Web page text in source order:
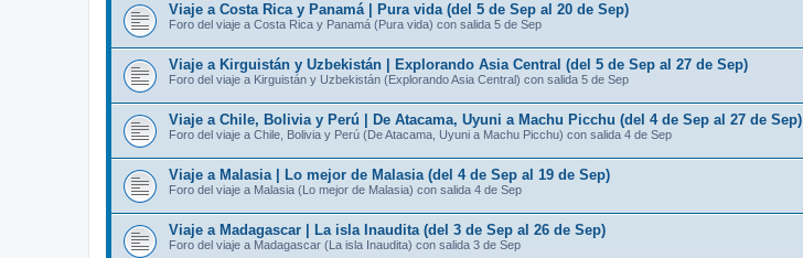
Viaje a Costa Rica y Panamá | Pura vida (del 5 de Sep al 20 de Sep)
Foro del viaje a Costa Rica y Panamá (Pura vida) con salida 5 de Sep
Viaje a Kirguistán y Uzbekistán | Explorando Asia Central (del 5 de Sep al 27 de Sep)
Foro del viaje a Kirguistán y Uzbekistán (Explorando Asia Central) con salida 5 de Sep
Viaje a Chile, Bolivia y Perú | De Atacama, Uyuni a Machu Picchu (del 4 de Sep al 27 de Sep)
Foro del viaje a Chile, Bolivia y Perú (De Atacama, Uyuni a Machu Picchu) con salida 4 de Sep
Viaje a Malasia | Lo mejor de Malasia (del 4 de Sep al 19 de Sep)
Foro del viaje a Malasia (Lo mejor de Malasia) con salida 4 de Sep
Viaje a Madagascar | La isla Inaudita (del 3 de Sep al 26 de Sep)
Foro del viaje a Madagascar (La isla Inaudita) con salida 3 de Sep